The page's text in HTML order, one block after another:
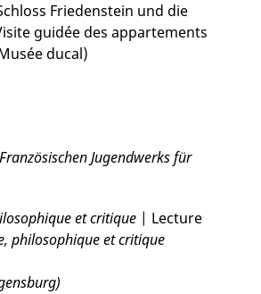
Friedenstein und die
guidée des appartements
ducal)
Jugendwerks für
et critique | Lecture
philosophique et critique